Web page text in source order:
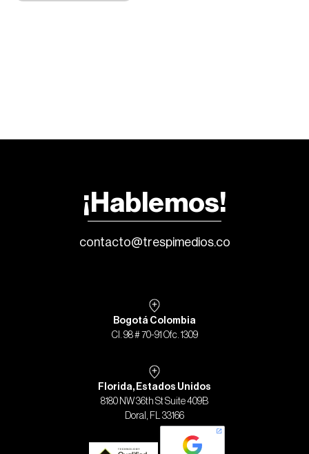
¡Hablemos!
contacto@trespimedios.co
Bogotá Colombia
Cl. 98 # 70-91 Ofc. 1309
Florida, Estados Unidos
8180 NW 36th St Suite 409B
Doral, FL 33166